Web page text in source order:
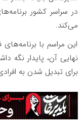
در سراسر کشور
می‌کند.
این مراسم با
نهایی آن، پایدار نگه
برای تبدیل شدن به